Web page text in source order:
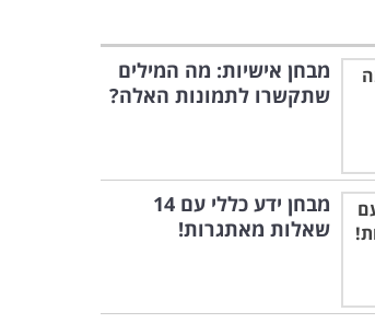
מבחן אישיות: מה המילים
שתקשרו לתמונות האלה?
מבחן ידע כללי עם 14
שאלות מאתגרות!